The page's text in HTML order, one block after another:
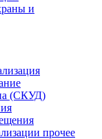
и
(СКУД)
прочее